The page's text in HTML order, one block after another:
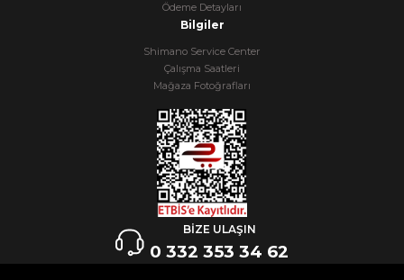
Ödeme Detayları
Bilgiler
Shimano Service Center
Çalışma Saatleri
Mağaza Fotoğrafları
BİZE ULAŞIN
0 332 353 34 62